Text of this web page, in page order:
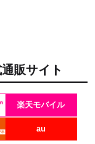
販サイト
楽天モバイル
au